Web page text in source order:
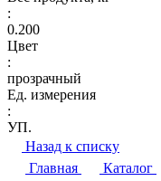
:
0.200
Цвет
:
прозрачный
Ед. измерения
:
УП.
Назад к списку
Главная
Каталог